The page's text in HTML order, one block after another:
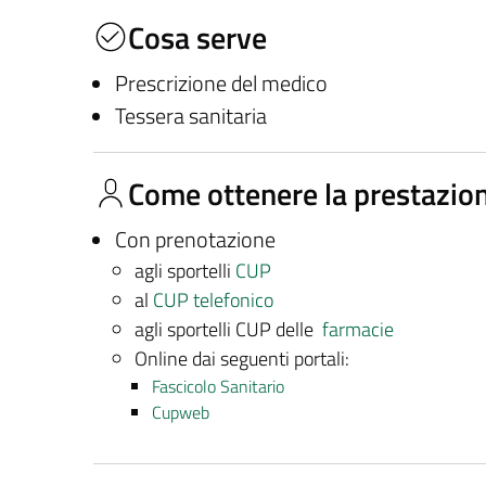
Cosa serve
Prescrizione del medico
Tessera sanitaria
Come ottenere la
Con prenotazione
agli sportelli CUP
al CUP telefonico
agli sportelli CUP delle farmacie
Online dai seguenti portali:
Fascicolo Sanitario
Cupweb